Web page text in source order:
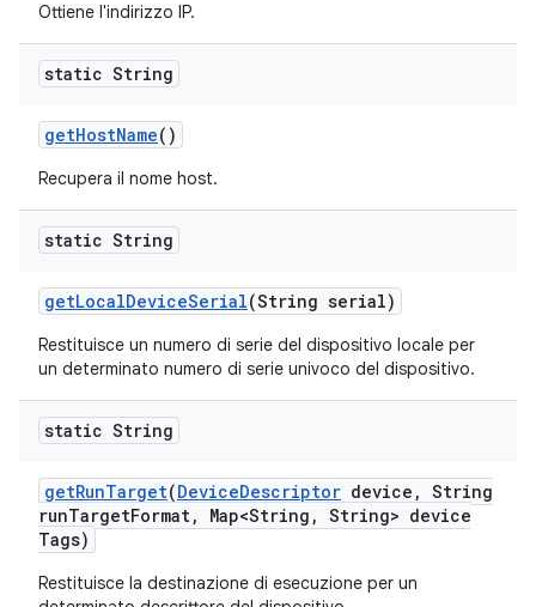
Ottiene l'indirizzo IP.
static String
getHostName()
Recupera il nome host.
static String
getLocalDeviceSerial(String serial)
Restituisce un numero di serie del dispositivo locale per
un determinato numero di serie univoco del dispositivo.
static String
getRunTarget(DeviceDescriptor device , String
runTargetFormat, Map<String , String> device
Tags)
Restituisce la destinazione di esecuzione per un